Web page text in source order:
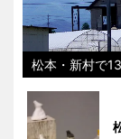
松本・新村で